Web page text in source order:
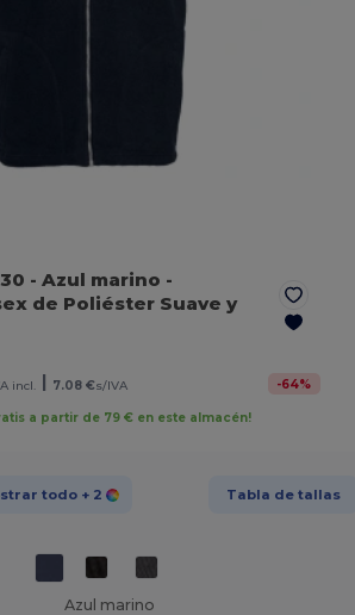
- Azul marino -
de Poliéster Suave y
incl. 7.08 €s/IVA -64%
a partir de 79 € en este almacén!
todo + 2 Tabla de tallas
Azul marino